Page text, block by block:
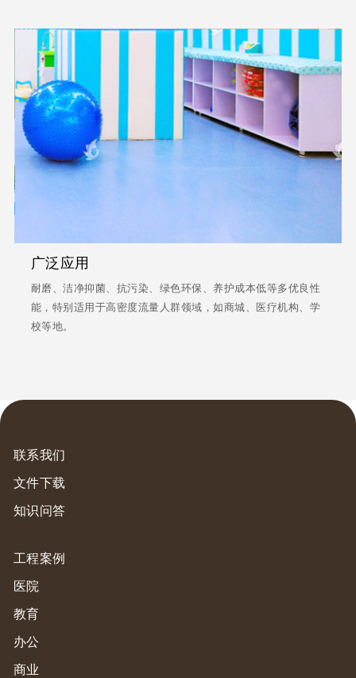
广泛应用
耐磨、洁净抑菌、抗污染、绿色环保、养护成本低等多优良性
能，特别适用于高密度流量人群领域，如商城、医疗机构、学
校等地。
联系我们
文件下载
知识问答
工程案例
医院
教育
办公
商业